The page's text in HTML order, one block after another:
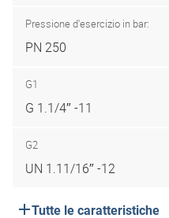
Pressione d'esercizio in bar:
PN 250
G1
G 1.1/4″ -11
G2
UN 1.11/16″ -12
Tutte le caratteristiche